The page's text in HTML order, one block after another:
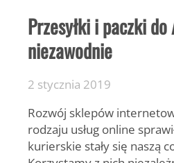
Przesyłki i paczki
niezawodnie
2 stycznia 2019
Rozwój sklepów
rodzaju usług online
kurierskie stały się naszą